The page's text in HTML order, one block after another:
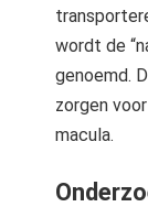
wordt de
genoemd.
zorgen
macula.